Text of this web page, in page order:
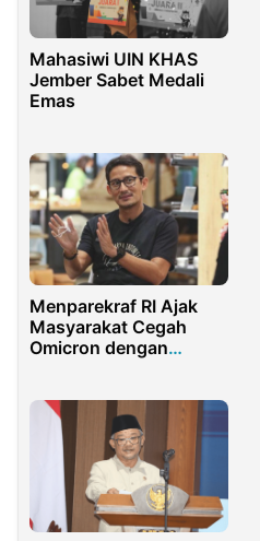
Mahasiwi UIN KHAS
Jember Sabet Medali
Emas
Menparekraf RI Ajak
Masyarakat Cegah
Omicron dengan